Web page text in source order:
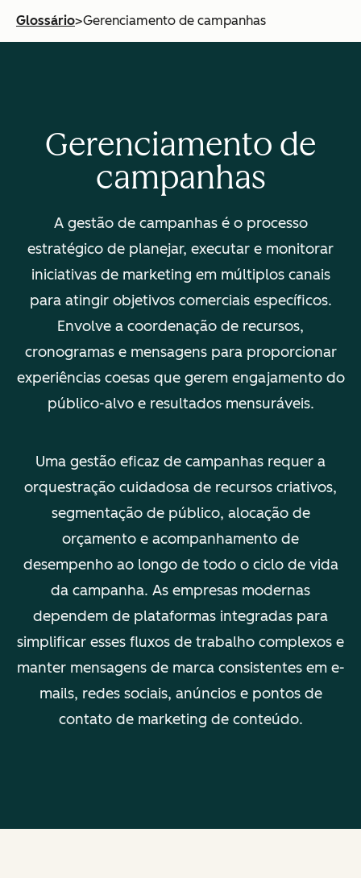
Glossário>Gerenciamento de campanhas
Gerenciamento de
campanhas
A gestão de campanhas é o processo
estratégico de planejar, executar e monitorar
iniciativas de marketing em múltiplos canais
para atingir objetivos comerciais específicos.
Envolve a coordenação de recursos,
cronogramas e mensagens para proporcionar
experiências coesas que gerem engajamento do
público-alvo e resultados mensuráveis.
Uma gestão eficaz de campanhas requer a
orquestração cuidadosa de recursos criativos,
segmentação de público, alocação de
orçamento e acompanhamento de
desempenho ao longo de todo o ciclo de vida
da campanha. As empresas modernas
dependem de plataformas integradas para
simplificar esses fluxos de trabalho complexos e
manter mensagens de marca consistentes em e-
mails, redes sociais, anúncios e pontos de
contato de marketing de conteúdo.